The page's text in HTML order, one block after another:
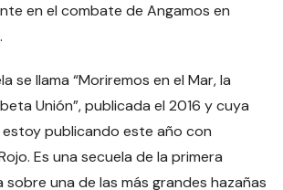
en el combate de Angamos en
se llama “Moriremos en el Mar, la
Unión”, publicada el 2016 y cuya
publicando este año con
Es una secuela de la primera
una de las más grandes hazañas